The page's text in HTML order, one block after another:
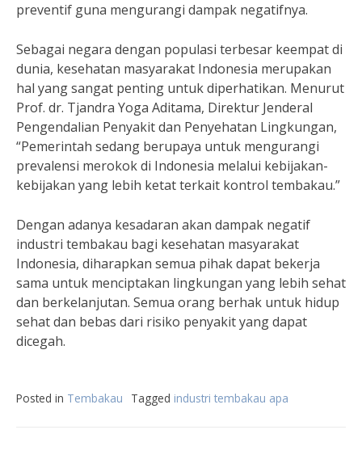
preventif guna mengurangi dampak negatifnya.
Sebagai negara dengan populasi terbesar keempat di
dunia, kesehatan masyarakat Indonesia merupakan
hal yang sangat penting untuk diperhatikan. Menurut
Prof. dr. Tjandra Yoga Aditama, Direktur Jenderal
Pengendalian Penyakit dan Penyehatan Lingkungan,
“Pemerintah sedang berupaya untuk mengurangi
prevalensi merokok di Indonesia melalui kebijakan-
kebijakan yang lebih ketat terkait kontrol tembakau.”
Dengan adanya kesadaran akan dampak negatif
industri tembakau bagi kesehatan masyarakat
Indonesia, diharapkan semua pihak dapat bekerja
sama untuk menciptakan lingkungan yang lebih sehat
dan berkelanjutan. Semua orang berhak untuk hidup
sehat dan bebas dari risiko penyakit yang dapat
dicegah.
Posted in Tembakau Tagged industri tembakau apa